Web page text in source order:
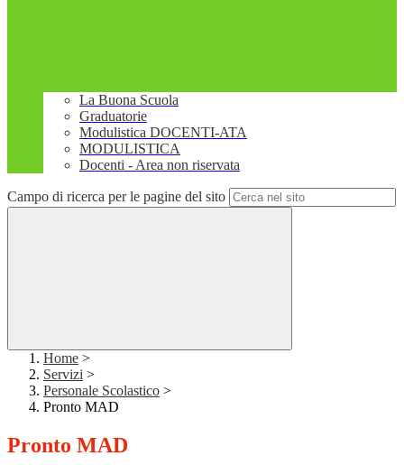
La Buona Scuola
Graduatorie
Modulistica DOCENTI-ATA
MODULISTICA
Docenti - Area non riservata
Campo di ricerca per le pagine del sito
Home >
Servizi >
Personale Scolastico >
Pronto MAD
Pronto MAD